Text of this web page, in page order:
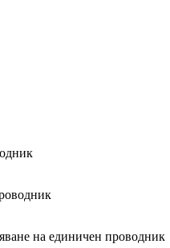
на единичен проводник